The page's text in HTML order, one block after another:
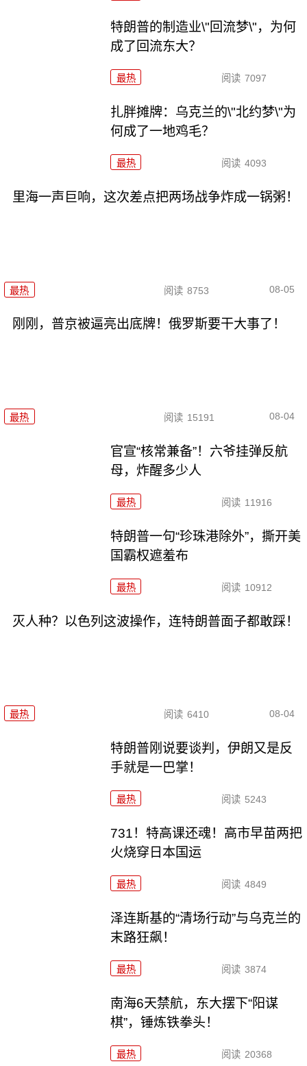
特朗普的制造业\"回流梦\"，为何
成了回流东大？
最热 阅读 7097
扎胖摊牌：乌克兰的\"北约梦\"为
何成了一地鸡毛？
最热 阅读 4093
里海一声巨响，这次差点把两场战争炸成一锅粥！
最热 阅读 8753 08-05
刚刚，普京被逼亮出底牌！俄罗斯要干大事了！
最热 阅读 15191 08-04
官宣“核常兼备”！六爷挂弹反航
母，炸醒多少人
最热 阅读 11916
特朗普一句“珍珠港除外”，撕开美
国霸权遮羞布
最热 阅读 10912
灭人种？以色列这波操作，连特朗普面子都敢踩！
最热 阅读 6410 08-04
特朗普刚说要谈判，伊朗又是反
手就是一巴掌！
最热 阅读 5243
731！特高课还魂！高市早苗两把
火烧穿日本国运
最热 阅读 4849
泽连斯基的“清场行动”与乌克兰的
末路狂飙！
最热 阅读 3874
南海6天禁航，东大摆下“阳谋
棋”，锤炼铁拳头！
最热 阅读 20368